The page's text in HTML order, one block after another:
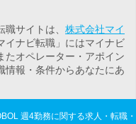
サイトは、 株式会社マイ
イナビ転職」にはマイナビ
たオペレーター・アポイン
情報・条件からあなたにあ
週4勤務に関する求人・転職